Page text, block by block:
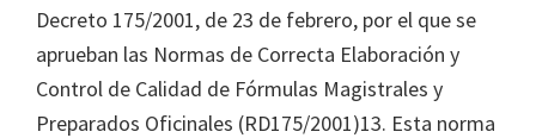
Decreto 175/2001, de 23 de febrero, por el que se
aprueban las Normas de Correcta Elaboración y
Control de Calidad de Fórmulas Magistrales y
Preparados Oficinales (RD175/2001)13. Esta norma